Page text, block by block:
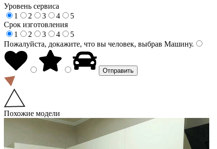
Уровень сервиса
1
2 3 4
5
Срок изготовления
1
2 3 4
5
Пожалуйста, докажите, что вы человек, выбрав Машину.
Похожие модели